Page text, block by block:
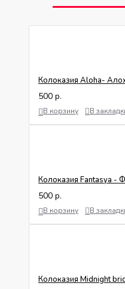
Колоказия Aloha-
500 р.
В корзину В
Колоказия Fantasya -
500 р.
В корзину В
Колоказия Midnight